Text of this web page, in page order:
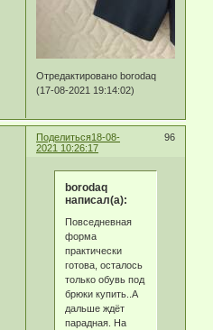
Отредактировано borodaq
(17-08-2021 19:14:02)
Поделиться 96
18-08-
2021 10:26:17
borodaq
написал(а):
Повседневная
форма
практически
готова, осталось
только обувь под
брюки купить..А
дальше ждёт
парадная. На